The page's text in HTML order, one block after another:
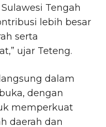
Tengah
lebih besar
serta
ujar Teteng.
dalam
dengan
memperkuat
daerah dan